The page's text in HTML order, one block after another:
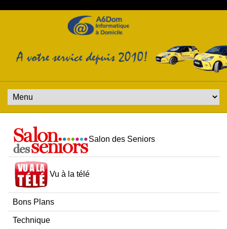
Salon des Seniors
Vu à la télé
Bons Plans
Technique